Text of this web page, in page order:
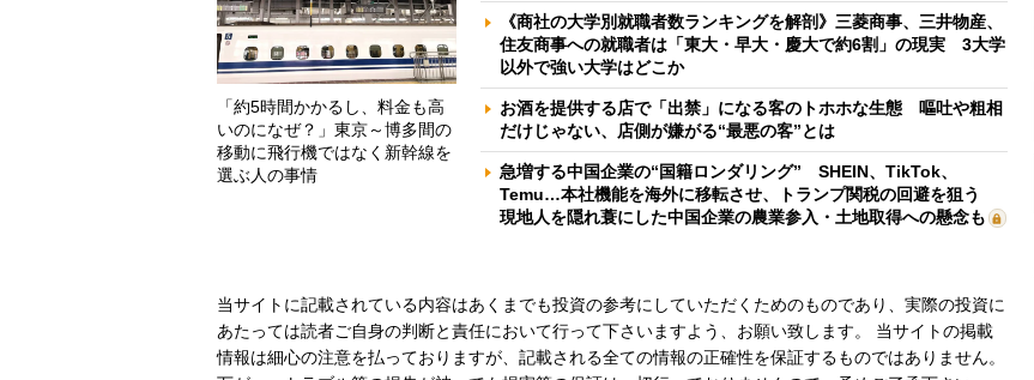
「約5時間かかるし、料金も高
いのになぜ？」東京～博多間の
移動に飛行機ではなく新幹線を
選ぶ人の事情
《商社の大学別就職者数ランキングを解剖》三菱商事、三井物産、
住友商事への就職者は「東大・早大・慶大で約6割」の現実 3大学
以外で強い大学はどこか
お酒を提供する店で「出禁」になる客のトホホな生態 嘔吐や粗相
だけじゃない、店側が嫌がる“最悪の客”とは
急増する中国企業の“国籍ロンダリング” SHEIN、TikTok、
Temu…本社機能を海外に移転させ、トランプ関税の回避を狙う
現地人を隠れ蓑にした中国企業の農業参入・土地取得への懸念も
当サイトに記載されている内容はあくまでも投資の参考にしていただくためのものであり、実際の投資に
あたっては読者ご自身の判断と責任において行って下さいますよう、お願い致します。 当サイトの掲載
情報は細心の注意を払っておりますが、記載される全ての情報の正確性を保証するものではありません。